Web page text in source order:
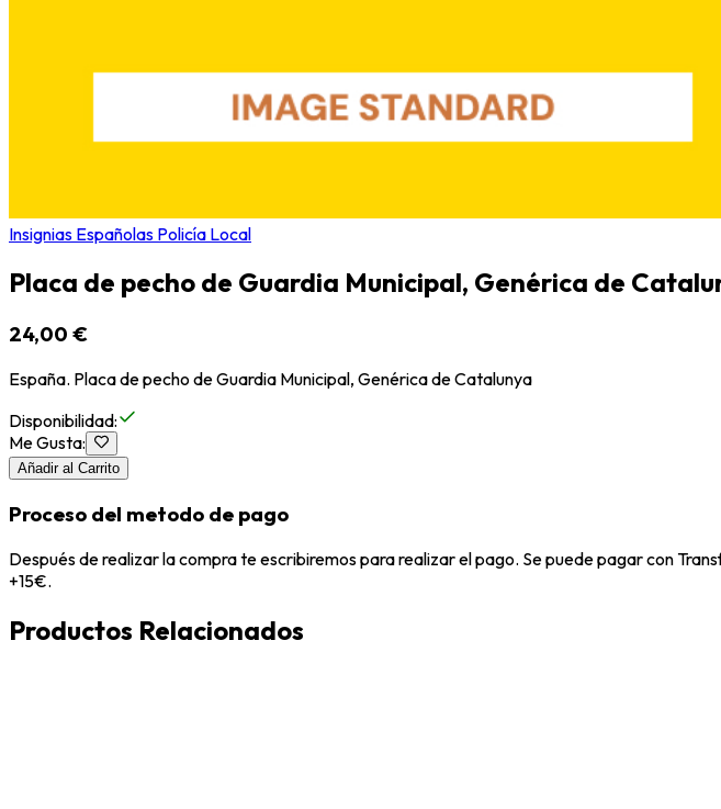
Insignias Españolas Policía Local
Placa de pecho de Guardia Municipal, Genérica de
24,00 €
España. Placa de pecho de Guardia Municipal, Genérica de Catalunya
Disponibilidad:
Me Gusta:
Añadir al Carrito
Proceso del metodo de pago
Después de realizar la compra te escribiremos para realizar el pago. Se puede pagar con
+15€.
Productos Relacionados